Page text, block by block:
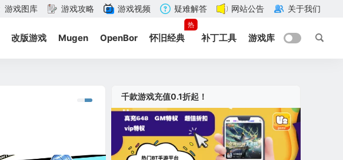
游戏图库 游戏攻略 游戏视频 疑难解答 网站公告 关于我们
改版游戏 Mugen OpenBor 怀旧经典
热
补丁工具 游戏库
千款游戏充值0.1折起！